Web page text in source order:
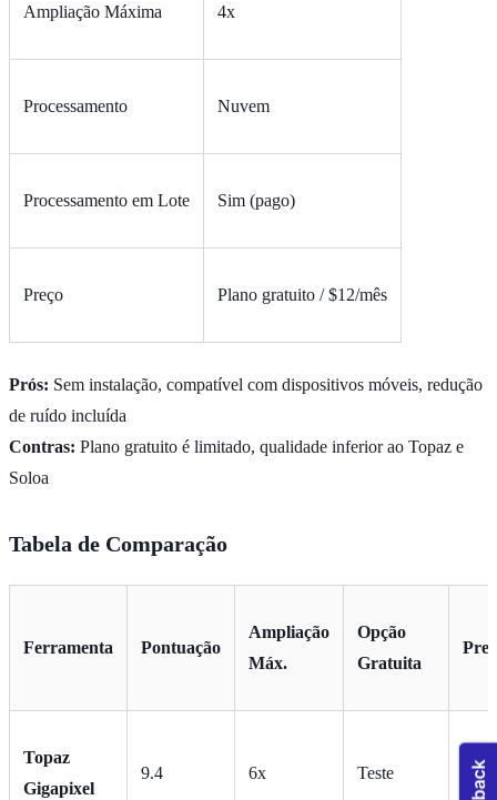
Ampliação Máxima 4x
Processamento Nuvem
Processamento em Lote Sim (pago)
Preço Plano gratuito / $12/mês
Prós: Sem instalação, compatível com dispositivos móveis, redução
de ruído incluída
Contras: Plano gratuito é limitado, qualidade inferior ao Topaz e
Soloa
Tabela de Comparação
Ferramenta Pontuação
Ampliação
Máx.
Opção
Gratuita
Topaz
Gigapixel
9.4 6x Teste
$99